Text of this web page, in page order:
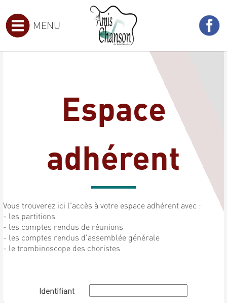
MENU
Espace
adhérent
Vous trouverez ici l'accès à votre espace adhérent avec :
- les partitions
- les comptes rendus de réunions
- les comptes rendus d'assemblée générale
- le trombinoscope des choristes
Identifiant